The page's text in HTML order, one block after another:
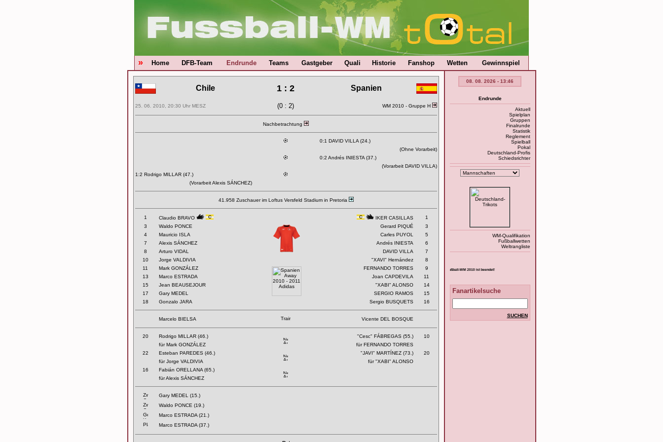
» Home DFB-Team Endrunde Teams Gastgeber Quali Historie Fanshop Wetten Gewinnspiel
Chile 1 : 2 Spanien
25. 06. 2010, 20:30 Uhr MESZ (0 : 2) WM 2010 - Gruppe H
Nachbetrachtung
0:1 DAVID VILLA (24.)
(Ohne Vorarbeit)
0:2 Andrés INIESTA (37.)
(Vorarbeit DAVID VILLA)
1:2 Rodrigo MILLAR (47.)
(Vorarbeit Alexis SÁNCHEZ)
41.958 Zuschauer im Loftus Versfeld Stadium in Pretoria
1 Claudio BRAVO IKER CASILLAS
1
3
Waldo PONCE Gerard PIQUÉ
3
4
Mauricio ISLA Carles PUYOL
5
7
Alexis SÁNCHEZ Andrés INIESTA
6
8
Arturo VIDAL DAVID VILLA
7
10
Jorge VALDIVIA "XAVI" Hernández
8
11
Mark GONZÁLEZ FERNANDO TORRES
9
13
Marco ESTRADA Joan CAPDEVILA
11
15
Jean BEAUSEJOUR "XABI" ALONSO
14
17
Gary MEDEL SERGIO RAMOS
15
18
Gonzalo JARA Sergio BUSQUETS 16
Marcelo BIELSA Vicente DEL BOSQUE
20 Rodrigo MILLAR (46.) "Cesc" FÁBREGAS (55.)
10
für Mark GONZÁLEZ
für FERNANDO TORRES
22
Esteban PAREDES (46.) "JAVI" MARTÍNEZ (73.)
20
für Jorge VALDIVIA
für "XABI" ALONSO
16
Fabián ORELLANA (65.)
für Alexis SÁNCHEZ
Gary MEDEL (15.)
Waldo PONCE (19.)
Marco ESTRADA (21.)
Marco ESTRADA (37.)
08. 08. 2026 - 13:46
Endrunde
Aktuell
Spielplan
Gruppen
Finalrunde
Statistik
Reglement
Spielball
Pokal
Deutschland-Profis
Schiedsrichter
WM-Qualifikation
Fußballwetten
Weltrangliste
Die Fußball-WM 2010 ist beendet!
Fanartikelsuche
SUCHEN